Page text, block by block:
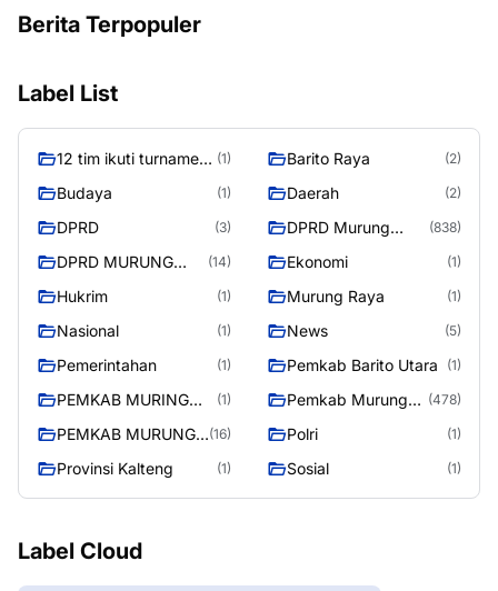
Berita Terpopuler
Label List
12 tim ikuti turnamen
liga pelajar Murung
Raya
(1) Barito Raya (2)
Budaya (1) Daerah (2)
DPRD (3)
DPRD Murung
Raya
(838)
DPRD MURUNG
RAYA
(14) Ekonomi (1)
Hukrim (1) Murung Raya (1)
Nasional (1) News (5)
Pemerintahan (1) Pemkab Barito Utara (1)
PEMKAB MURING
RAYA
(1)
Pemkab Murung
Raya
(478)
PEMKAB MURUNG
RAYA
(16) Polri (1)
Provinsi Kalteng (1) Sosial (1)
Label Cloud